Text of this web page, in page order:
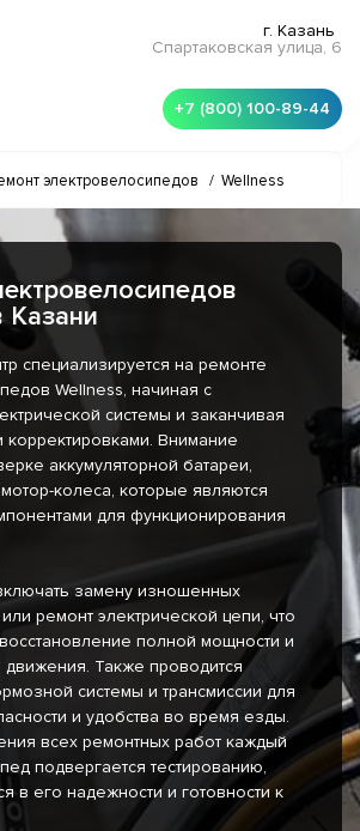
г. Казань
Спартаковская улица, 6
+7 (800) 100-89-44
электровелосипедов / Wellness
Казани
специализируется на ремонте
Wellness, начиная с
системы и заканчивая
корректировками. Внимание
аккумуляторной батареи,
колеса, которые являются
для функционирования
замену изношенных
ремонт электрической цепи, что
полной мощности и
движения. Также проводится
системы и трансмиссии для
и удобства во время езды.
всех ремонтных работ каждый
подвергается тестированию,
в его надежности и готовности к